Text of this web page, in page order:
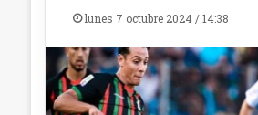
lunes 7 octubre 2024 / 14:38